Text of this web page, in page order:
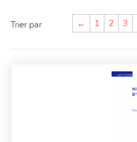
Trier par ← 1 2 3